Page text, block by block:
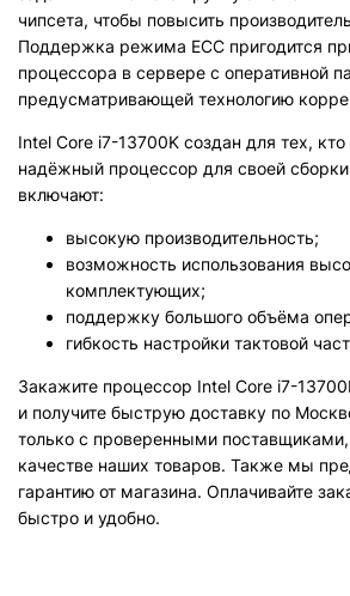
чипсета, чтобы повысить
Поддержка режима ECC пригодится
процессора в сервере с оперативной
предусматривающей технологию
Intel Core i7-13700K создан для тех,
надёжный процессор для своей
включают:
высокую производительность;
возможность использования
комплектующих;
поддержку большого объёма
гибкость настройки тактовой
Закажите процессор Intel Core i7-
и получите быструю доставку по
только с проверенными
качестве наших товаров. Также мы
гарантию от магазина. Оплачивайте
быстро и удобно.